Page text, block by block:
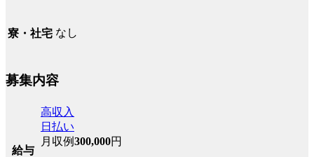
寮・社宅 なし
募集内容
給与
高収入
日払い
月収例300,000円